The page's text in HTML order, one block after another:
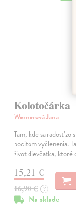
Kolotočárka
Wernerová Jana
Tam, kde sa radosť zo
pocitom vyčlenenia.
život dievčatka, ktoré
15,21 €
16,90 € ?
Na sklade